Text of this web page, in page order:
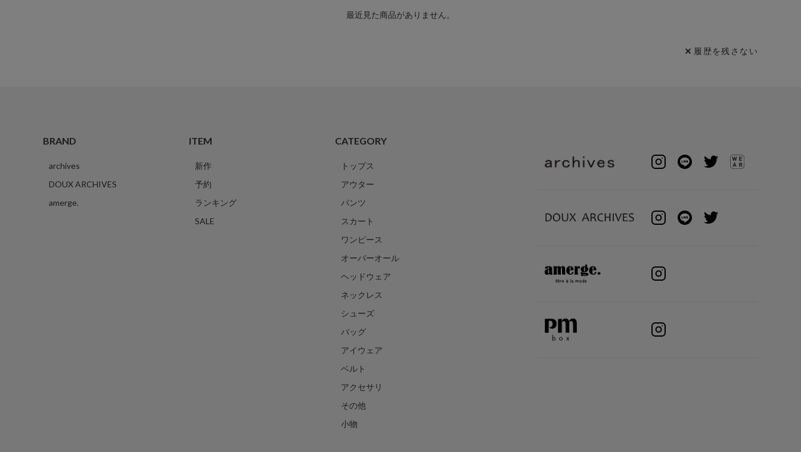
最近見た商品がありません。
履歴を残さない
BRAND
archives
DOUX ARCHIVES
amerge.
ITEM
新作
予約
ランキング
SALE
CATEGORY
トップス
アウター
パンツ
スカート
ワンピース
オーバーオール
ヘッドウェア
ネックレス
シューズ
バッグ
アイウェア
ベルト
アクセサリ
その他
小物